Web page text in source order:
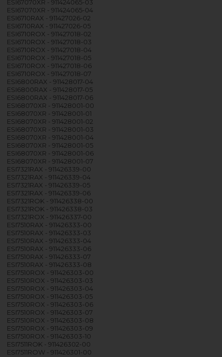
ESI67070XR - 911424065-03
ESI67070XR - 911424065-04
ESI6710RAX - 911427026-02
ESI6710RAX - 911427026-05
ESI6710ROX - 911427018-02
ESI6710ROX - 911427018-03
ESI6710ROX - 911427018-04
ESI6710ROX - 911427018-05
ESI6710ROX - 911427018-06
ESI6710ROX - 911427018-07
ESI6800RAX - 911428017-04
ESI6800RAX - 911428017-05
ESI6800RAX - 911428017-06
ESI68070XR - 911428001-00
ESI68070XR - 911428001-01
ESI68070XR - 911428001-02
ESI68070XR - 911428001-03
ESI68070XR - 911428001-04
ESI68070XR - 911428001-05
ESI68070XR - 911428001-06
ESI68070XR - 911428001-07
ESI7321RAX - 911426339-00
ESI7321RAX - 911426339-04
ESI7321RAX - 911426339-05
ESI7321RAX - 911426339-06
ESI7321ROK - 911426338-00
ESI7321ROK - 911426338-03
ESI7321ROX - 911426337-00
ESI7510RAX - 911426333-00
ESI7510RAX - 911426333-03
ESI7510RAX - 911426333-04
ESI7510RAX - 911426333-06
ESI7510RAX - 911426333-07
ESI7510RAX - 911426333-08
ESI7510ROX - 911426303-00
ESI7510ROX - 911426303-03
ESI7510ROX - 911426303-04
ESI7510ROX - 911426303-05
ESI7510ROX - 911426303-06
ESI7510ROX - 911426303-07
ESI7510ROX - 911426303-08
ESI7510ROX - 911426303-09
ESI7510ROX - 911426303-10
ESI7511ROK - 911426302-00
ESI7511ROW - 911426301-00